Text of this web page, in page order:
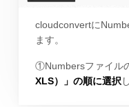
cloudconvertに
ます。
①Numbersファイル
XLS）」の順に選択